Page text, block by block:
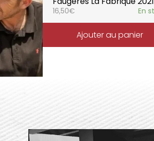
16,50€ En
Ajouter au panier